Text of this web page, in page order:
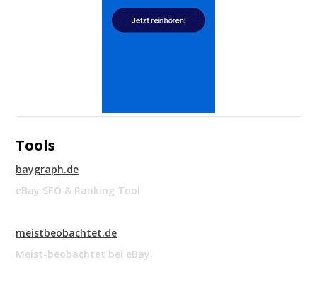
Tools
baygraph.de
eBay SEO & Ranking Tool
meistbeobachtet.de
Meist-beobachtet bei eBay.